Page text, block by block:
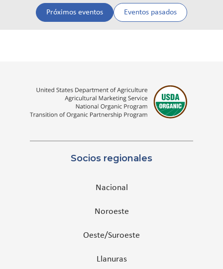
Próximos eventos Eventos pasados
Socios regionales
Nacional
Noroeste
Oeste/Suroeste
Llanuras